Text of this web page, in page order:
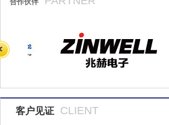
合作伙伴
客户见证 CLIENT